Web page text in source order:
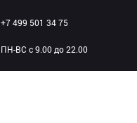
+7 499 501 34 75
ПН-ВC c 9.00 до 22.00